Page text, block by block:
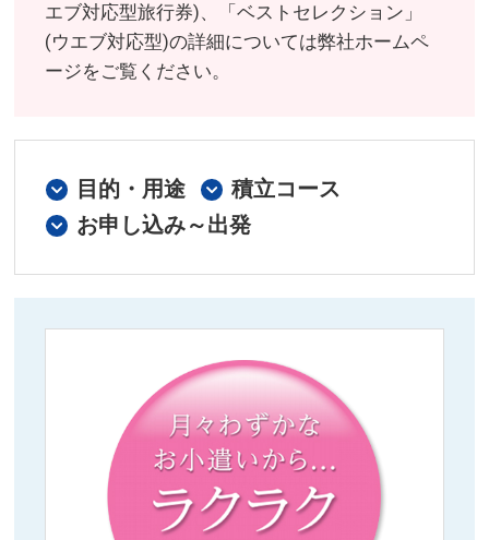
エブ対応型旅行券)、「ベストセレクション」
(ウエブ対応型)の詳細については弊社ホームペ
ージをご覧ください。
目的・用途
積立コース
お申し込み～出発